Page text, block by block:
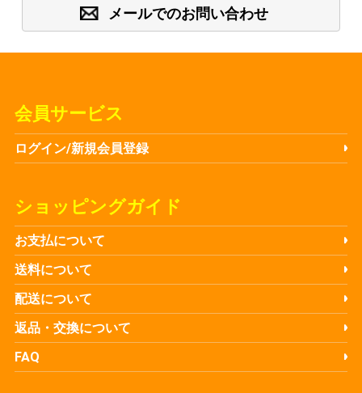
メールでのお問い合わせ
会員サービス
ログイン/新規会員登録
ショッピングガイド
お支払について
送料について
配送について
返品・交換について
FAQ